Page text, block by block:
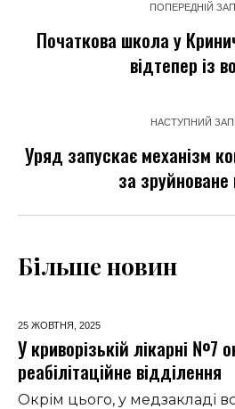
ПОПЕРЕДНІЙ
Початкова школа у
відтепер із
НАСТУПНИЙ
Уряд запускає механізм
за
Більше новин
25 ЖОВТНЯ, 2025
У криворізькій лікарні №7
реабілітаційне відділення
Окрім цього, у медзакладі